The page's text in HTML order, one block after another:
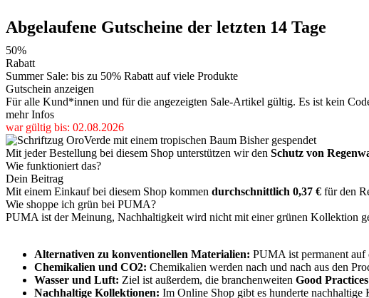
Abgelaufene Gutscheine der letzten 14 Tage
50%
Rabatt
Summer Sale: bis zu 50% Rabatt auf viele Produkte
Gutschein anzeigen
Für alle Kund*innen und für die angezeigten Sale-Artikel gültig. Es ist kein
mehr Infos
war gültig bis: 02.08.2026
Bisher gespendet
Mit jeder Bestellung bei diesem Shop unterstützen wir den Schutz von
Wie funktioniert das?
Dein Beitrag
Mit einem Einkauf bei diesem Shop kommen durchschnittlich 0,37 € für den
Wie shoppe ich grün bei PUMA?
PUMA ist der Meinung, Nachhaltigkeit wird nicht mit einer grünen Kollektion
Alternativen zu konventionellen Materialien: PUMA ist permanent auf
Chemikalien und CO2: Chemikalien werden nach und nach aus den
Wasser und Luft: Ziel ist außerdem, die branchenweiten Good Practices
Nachhaltige Kollektionen: Im Online Shop gibt es hunderte nachhaltige